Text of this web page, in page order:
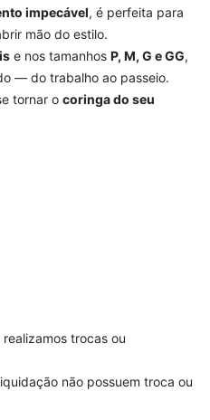
impecável, é perfeita para
mão do estilo.
e nos tamanhos P, M, G e GG,
— do trabalho ao passeio.
tornar o coringa do seu
realizamos trocas ou
não possuem troca ou